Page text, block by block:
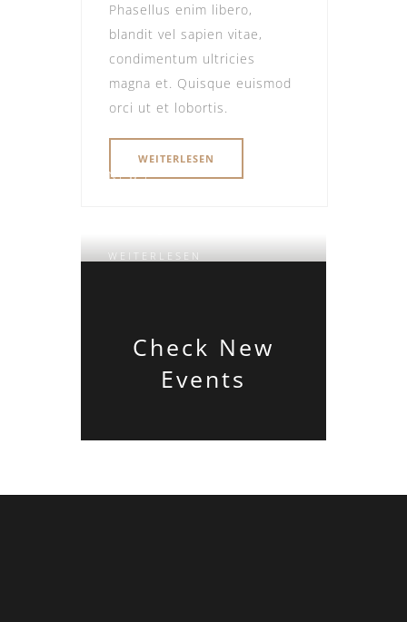
Phasellus enim libero,
blandit vel sapien vitae,
condimentum ultricies
magna et. Quisque euismod
orci ut et lobortis.
WEITERLESEN
NEWS
WEITERLESEN
Check New
Events